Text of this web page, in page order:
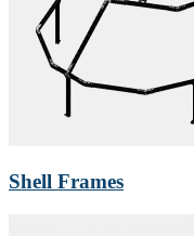
Shell Frames